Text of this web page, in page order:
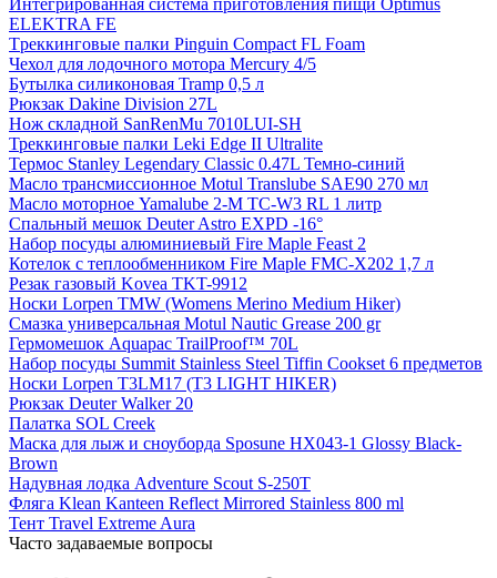
Интегрированная система приготовления пищи Optimus
ELEKTRA FE
Tреккинговые палки Pinguin Compact FL Foam
Чехол для лодочного мотора Mercury 4/5
Бутылка силиконовая Tramp 0,5 л
Рюкзак Dakine Division 27L
Нож складной SanRenMu 7010LUI-SH
Треккинговые палки Leki Edge II Ultralite
Термос Stanley Legendary Classic 0.47L Темно-синий
Масло трансмиссионное Motul Translube SAE90 270 мл
Масло моторное Yamalube 2-M TC-W3 RL 1 литр
Спальный мешок Deuter Astro EXPD -16°
Набор посуды алюминиевый Fire Maple Feast 2
Котелок с теплообменником Fire Maple FMC-Х202 1,7 л
Резак газовый Kovea TKT-9912
Носки Lorpen TMW (Womens Merino Medium Hiker)
Смазка универсальная Motul Nautic Grease 200 gr
Гермомешок Aquapac TrailProof™ 70L
Набор посуды Summit Stainless Steel Tiffin Cookset 6 предметов
Носки Lorpen T3LM17 (T3 LIGHT HIKER)
Рюкзак Deuter Walker 20
Палатка SOL Creek
Маска для лыж и сноуборда Sposune HX043-1 Glossy Black-
Brown
Надувная лодка Adventure Scout S-250T
Фляга Klean Kanteen Reflect Mirrored Stainless 800 ml
Тент Travel Extreme Aura
Часто задаваемые вопросы